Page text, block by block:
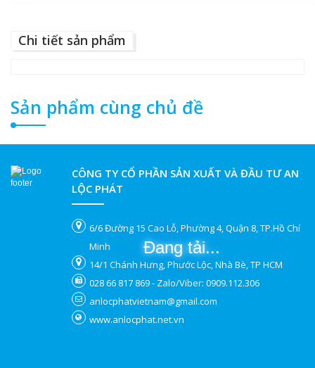
Đang tải...
Chi tiết sản phẩm
Sản phẩm cùng chủ đề
CÔNG TY CỔ PHẦN SẢN XUẤT VÀ ĐẦU TƯ AN
LỘC PHÁT
6/6 Đường 15 Cao Lỗ, Phường 4, Quận 8, TP.Hồ Chí
Minh
14/1 Chánh Hưng, Phước Lộc, Nhà Bè, TP HCM
028 66 817 869 - Zalo/Viber: 0909.112.306
anlocphatvietnam@gmail.com
www.anlocphat.net.vn